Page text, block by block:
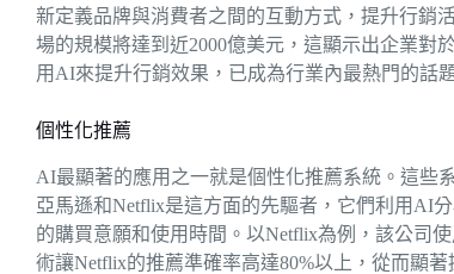
新定義品牌與消費者之間的互動方式，提升行銷
場的規模將達到近2000億美元，這顯示出企業對
用AI來提升行銷效果，已成為行業內最熱門的話
個性化推薦
AI最顯著的應用之一就是個性化推薦系統。這些
亞馬遜和Netflix是這方面的先驅者，它們利用AI
的購買意願和使用時間。以Netflix為例，該公司
術讓Netflix的推薦準確率高達80%以上，從而顯